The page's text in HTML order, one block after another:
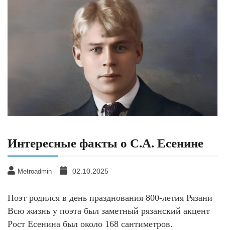
Интересные факты о С.А. Есенине
Metroadmin 02.10.2025
Поэт родился в день празднования 800-летия Рязани
Всю жизнь у поэта был заметный рязанский акцент
Рост Есенина был около 168 сантиметров.